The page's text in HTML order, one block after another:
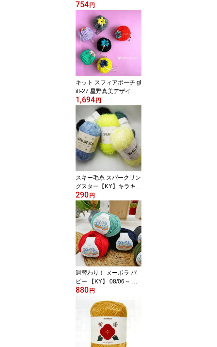
ーヤーン 毛糸 編み物 バ
ッグ 帽子 ストローヤー
ン 手芸糸
754 円
キット スフィアポーチ gl
itt-27 星野真美デザイン
【KN】 編み物キット 手
編みキット
1,694 円
スキー毛糸 スパークリン
グスター【KY】キラキラ
サマーヤーン 毛糸 編み
物
290 円
週替わり！ ヌーボラ パ
ピー 【KY】 08/06～ サ
マーヤーン 春夏 毛糸 pu
ppy 編み物 手編み糸
880 円